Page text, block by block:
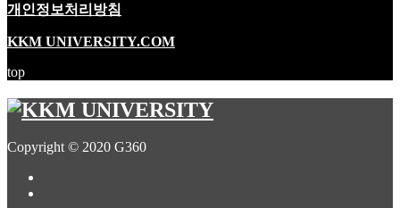
개인정보처리방침
KKM UNIVERSITY.COM
top
Copyright © 2020 G360